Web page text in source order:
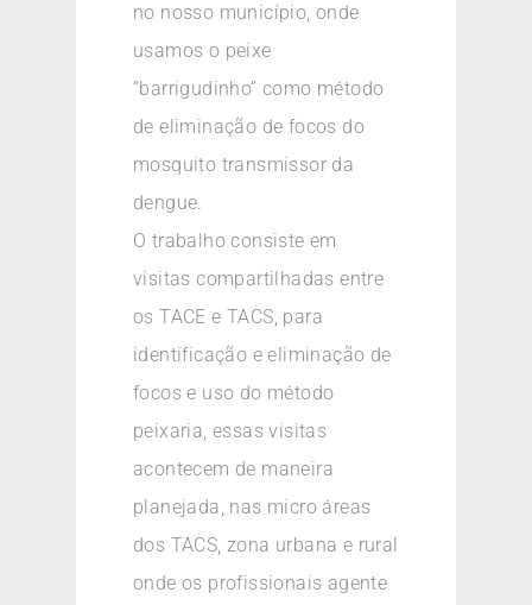
no nosso município, onde
usamos o peixe
“barrigudinho” como método
de eliminação de focos do
mosquito transmissor da
dengue.
O trabalho consiste em
visitas compartilhadas entre
os TACE e TACS, para
identificação e eliminação de
focos e uso do método
peixaria, essas visitas
acontecem de maneira
planejada, nas micro áreas
dos TACS, zona urbana e rural
onde os profissionais agente